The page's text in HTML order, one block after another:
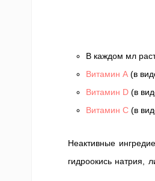
В каждом мл
Витамин A (в
Витамин D (в
Витамин C (в
Неактивные
гидроокись натрия,